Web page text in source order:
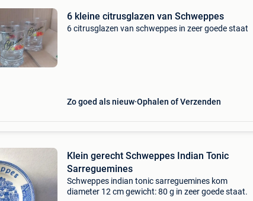
6 kleine citrusglazen van Schweppes
6 citrusglazen van schweppes in zeer goede staat
Zo goed als nieuw Ophalen of Verzenden
Klein gerecht Schweppes Indian Tonic
Sarreguemines
Schweppes indian tonic sarreguemines kom
diameter 12 cm gewicht: 80 g in zeer goede staat.